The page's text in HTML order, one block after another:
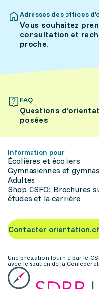
Adresses des offices
Vous souhaitez
consultation et
proche.
FAQ
Questions
posées
Information pour
Écolières et écoliers
Gymnasiennes et
Adultes
Shop CSFO: Brochures
études et la carrière
Contacter
Une prestation fournie par le
avec le soutien de la